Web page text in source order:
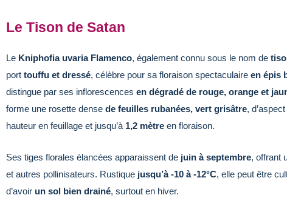
Le Tison de Satan
Le Kniphofia uvaria Flamenco, également connu sous le nom de
port touffu et dressé, célèbre pour sa floraison spectaculaire en épis
distingue par ses inflorescences en dégradé de rouge, orange et
forme une rosette dense de feuilles rubanées, vert grisâtre,
hauteur en feuillage et jusqu’à 1,2 mètre en floraison.
Ses tiges florales élancées apparaissent de juin à septembre, offrant
et autres pollinisateurs. Rustique jusqu’à -10 à -12°C, elle peut être
d’avoir un sol bien drainé, surtout en hiver.